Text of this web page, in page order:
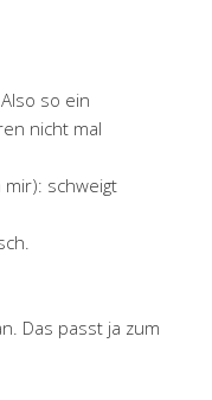
so ein
nicht mal
schweigt
Das passt ja zum